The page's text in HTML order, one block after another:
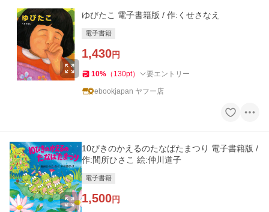
ゆびたこ 電子書籍版 / 作:くせさなえ
電子書籍
1,430円
10% （ 130pt） 要エントリー
ebookjapan ヤフー店
10ぴきのかえるのたなばたまつり 電子書籍版 /
作:間所ひさこ 絵:仲川道子
電子書籍
1,500円